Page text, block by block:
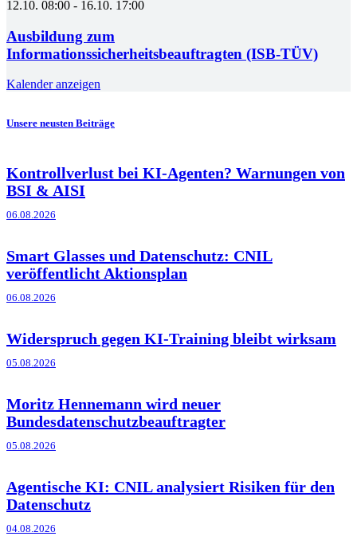
12.10. 08:00 - 16.10. 17:00
Ausbildung zum
Informationssicherheitsbeauftragten (ISB-TÜV)
Kalender anzeigen
Unsere neusten Beiträge
Kontrollverlust bei KI-Agenten? Warnungen von
BSI & AISI
06.08.2026
Smart Glasses und Datenschutz: CNIL
veröffentlicht Aktionsplan
06.08.2026
Widerspruch gegen KI-Training bleibt wirksam
05.08.2026
Moritz Hennemann wird neuer
Bundesdatenschutzbeauftragter
05.08.2026
Agentische KI: CNIL analysiert Risiken für den
Datenschutz
04.08.2026